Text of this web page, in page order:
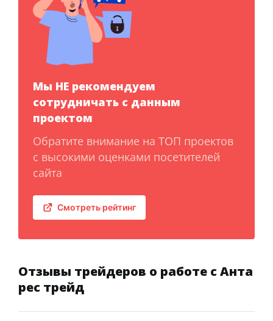
Мы НЕ рекомендуем
сотрудничать с данным
проектом
Обратите внимание на ТОП проектов
с высокими оценками посетителей
сайта
Смотреть рейтинг
Отзывы трейдеров о работе с Анта
рес трейд